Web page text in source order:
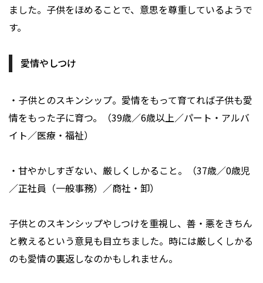
ました。子供をほめることで、意思を尊重しているようで
す。
愛情やしつけ
・子供とのスキンシップ。愛情をもって育てれば子供も愛
情をもった子に育つ。（39歳／6歳以上／パート・アルバ
イト／医療・福祉）
・甘やかしすぎない、厳しくしかること。（37歳／0歳児
／正社員（一般事務）／商社・卸）
子供とのスキンシップやしつけを重視し、善・悪をきちん
と教えるという意見も目立ちました。時には厳しくしかる
のも愛情の裏返しなのかもしれません。